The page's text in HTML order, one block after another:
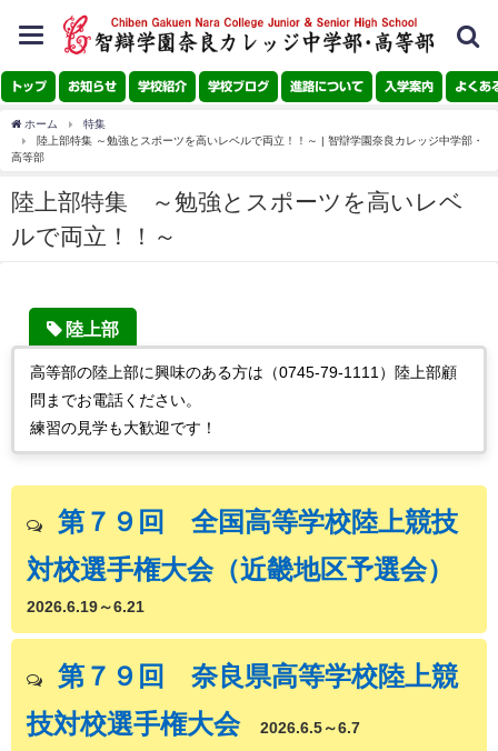
toggle
navigation
トップ お知らせ 学校紹介 学校ブログ 進路について 入学案内 よくあ
ホーム
特集
陸上部特集 ～勉強とスポーツを高いレベルで両立！！～ | 智辯学園奈良カレッジ中学部・
高等部
陸上部特集 ～勉強とスポーツを高いレベ
ルで両立！！～
陸上部
高等部の陸上部に興味のある方は（0745-79-1111）陸上部顧
問までお電話ください。
練習の見学も大歓迎です！
第７９回 全国高等学校陸上競技
対校選手権大会（近畿地区予選会）
2026.6.19～6.21
第７９回 奈良県高等学校陸上競
技対校選手権大会2026.6.5～6.7